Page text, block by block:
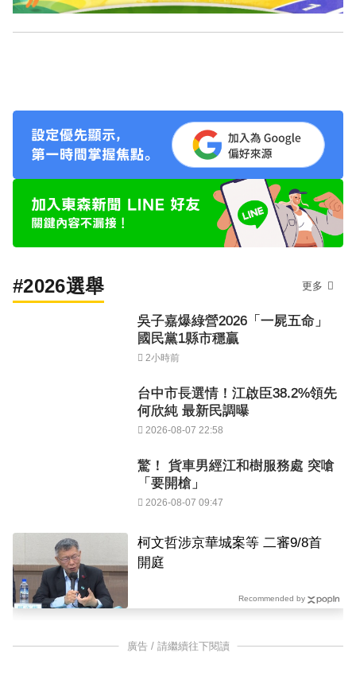
#2026選舉 更多
吳子嘉爆綠營2026「一屍五命」
國民黨1縣市穩贏
2小時前
台中市長選情！江啟臣38.2%領先
何欣純 最新民調曝
2026-08-07 22:58
驚！ 貨車男經江和樹服務處 突嗆
「要開槍」
2026-08-07 09:47
柯文哲涉京華城案等 二審9/8首
開庭
Recommended by
廣告 / 請繼續往下閱讀